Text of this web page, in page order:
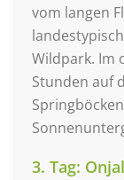
vom langen
Wildpark. Im
Stunden auf
3. Tag: